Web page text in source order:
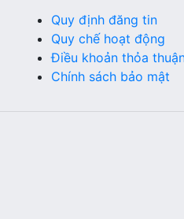
Quy định đăng tin
Quy chế hoạt động
Điều khoản thỏa
Chính sách bảo mật